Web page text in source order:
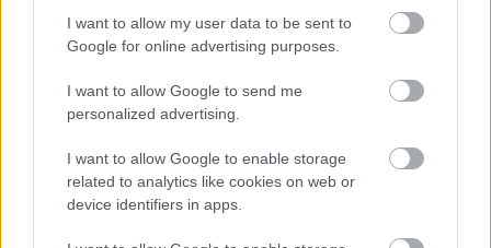
I want to allow my user data to be sent to
Google for online advertising purposes.
I want to allow Google to send me
personalized advertising.
I want to allow Google to enable storage
related to analytics like cookies on web or
device identifiers in apps.
Ultra9009 tv játék
ToyaHSW•2019. április 16.
Ahogy ígértem a héten bemutatom nektek a hozzám
került új TV játékokat, amelyeket a 80-as években